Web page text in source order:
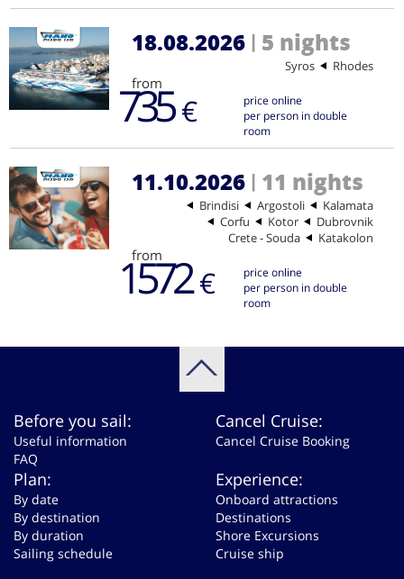
18.08.2026 | 5 nights
Rhodes
Syros
from
735€
price online
per person in double
room
11.10.2026 | 11 nights
Kalamata
Argostoli
Brindisi
Dubrovnik
Kotor
Corfu
Katakolon
Crete - Souda
from
1572€
price online
per person in double
room
Before you sail:
Useful information
FAQ
Cancel Cruise:
Cancel Cruise Booking
Plan:
By date
By destination
By duration
Sailing schedule
Experience:
Onboard attractions
Destinations
Shore Excursions
Cruise ship